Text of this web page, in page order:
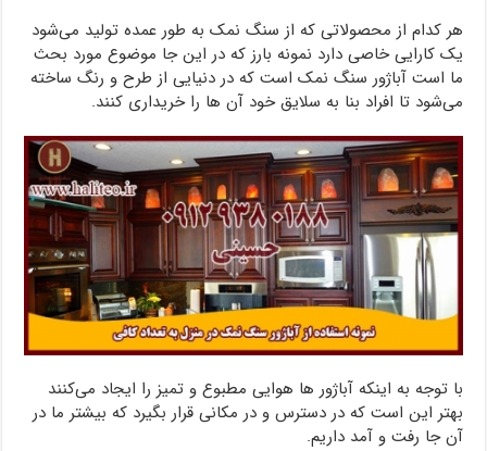
هر کدام از محصولاتی که از سنگ نمک به طور عمده تولید می‌شود
یک کارایی خاصی دارد نمونه بارز که در این جا موضوع مورد بحث
ما است آباژور سنگ نمک است که در دنیایی از طرح و رنگ ساخته
می‌شود تا افراد بنا به سلایق خود آن ها را خریداری کنند.
با توجه به اینکه آباژور ها هوایی مطبوع و تمیز را ایجاد می‌کنند
بهتر این است که در دسترس و در مکانی قرار بگیرد که بیشتر ما در
آن جا رفت و آمد داریم.